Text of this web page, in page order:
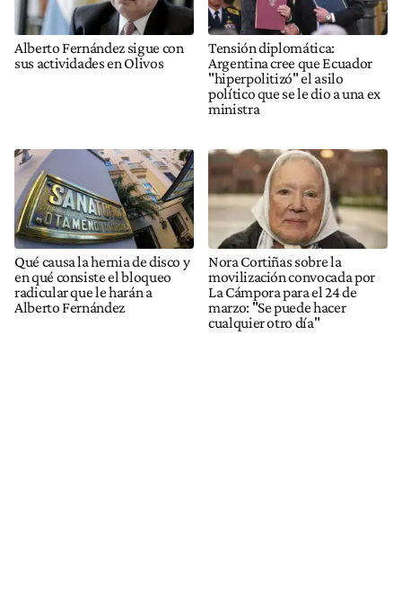
Alberto Fernández sigue con
sus actividades en Olivos
Tensión diplomática:
Argentina cree que Ecuador
"hiperpolitizó" el asilo
político que se le dio a una ex
ministra
Qué causa la hernia de disco y
en qué consiste el bloqueo
radicular que le harán a
Alberto Fernández
Nora Cortiñas sobre la
movilización convocada por
La Cámpora para el 24 de
marzo: "Se puede hacer
cualquier otro día"